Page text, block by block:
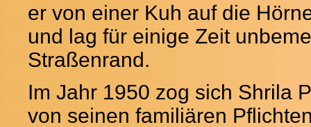
er von einer Kuh auf die
und lag für einige Zeit
Straßenrand.
Im Jahr 1950 zog sich Shrila
von seinen familiären